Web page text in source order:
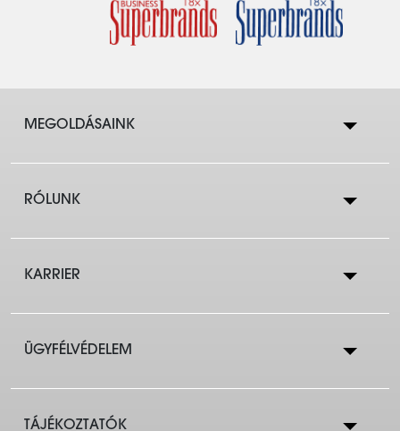
MEGOLDÁSAINK
Lakástakarék
RÓLUNK
Cégtörténet
KARRIER
Állások a központban
ÜGYFÉLVÉDELEM
TÁJÉKOZTATÓK